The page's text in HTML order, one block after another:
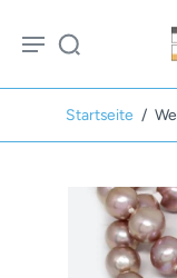
Startseite /